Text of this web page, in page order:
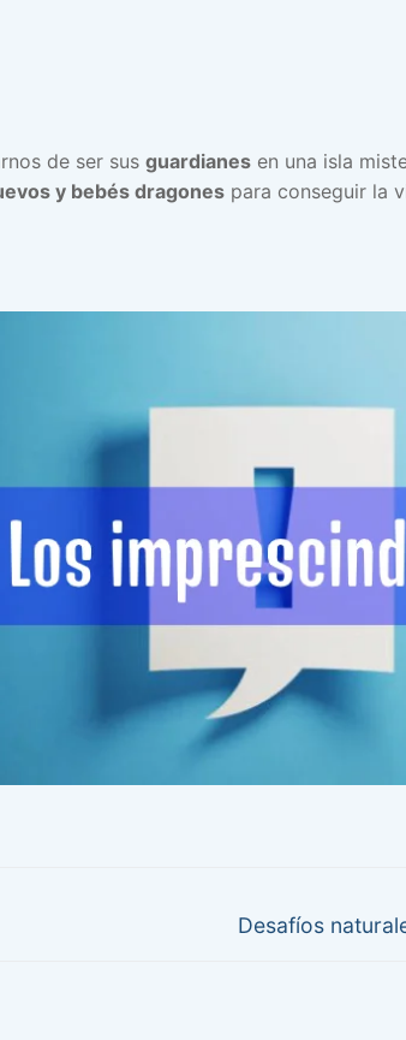
de ser sus guardianes en una isla
y bebés dragones para conseguir la
Entrada
Desafíos